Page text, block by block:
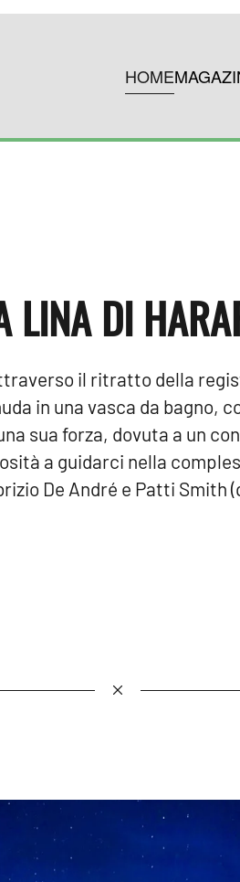
HOME
LINA DI
il ritratto della
in una vasca da bagno,
sua forza, dovuta a un
a guidarci nella
De André e Patti Smith